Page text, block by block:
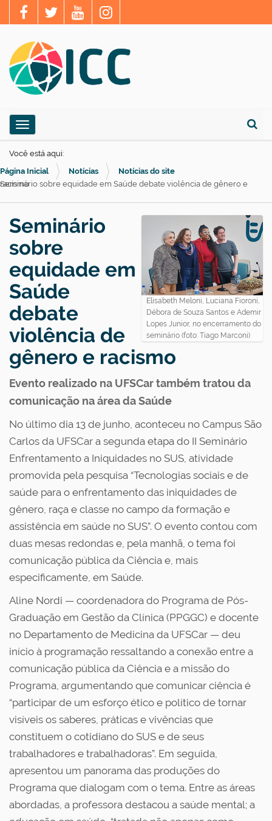
Busca
e
g
a
Toggle navigation
Você está aqui:
Página Inicial
Notícias
Notícias do site
Seminário sobre equidade em Saúde debate violência de gênero e racismo
Elisabeth Meloni, Luciana Fioroni,
Débora de Souza Santos e Ademir
Lopes Junior, no encerramento do
seminário (foto: Tiago Marconi)
Seminário
sobre
equidade em
Saúde
debate
violência de
gênero e racismo
Evento realizado na UFSCar também tratou da
comunicação na área da Saúde
No último dia 13 de junho, aconteceu no Campus São
Carlos da UFSCar a segunda etapa do II Seminário
Enfrentamento a Iniquidades no SUS, atividade
promovida pela pesquisa “Tecnologias sociais e de
saúde para o enfrentamento das iniquidades de
gênero, raça e classe no campo da formação e
assistência em saúde no SUS”. O evento contou com
duas mesas redondas e, pela manhã, o tema foi
comunicação pública da Ciência e, mais
especificamente, em Saúde.
Aline Nordi — coordenadora do Programa de Pós-
Graduação em Gestão da Clínica (PPGGC) e docente
no Departamento de Medicina da UFSCar — deu
início à programação ressaltando a conexão entre a
comunicação pública da Ciência e a missão do
Programa, argumentando que comunicar ciência é
“participar de um esforço ético e político de tornar
visíveis os saberes, práticas e vivências que
constituem o cotidiano do SUS e de seus
trabalhadores e trabalhadoras”. Em seguida,
apresentou um panorama das produções do
Programa que dialogam com o tema. Entre as áreas
abordadas, a professora destacou a saúde mental; a